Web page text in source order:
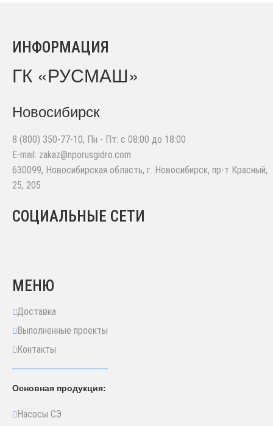
ИНФОРМАЦИЯ
ГК «РУСМАШ»
Новосибирск
8 (800) 350-77-10, Пн - Пт: с 08:00 до 18:00
E-mail: zakaz@nporusgidro.com
630099, Новосибирская область, г. Новосибирск, пр-т Красный,
25, 205
СОЦИАЛЬНЫЕ СЕТИ
МЕНЮ
Доставка
Выполненные проекты
Контакты
Основная продукция:
Насосы СЭ